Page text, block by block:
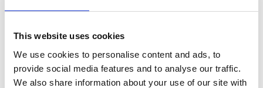
This website uses cookies
We use cookies to personalise content and ads, to
provide social media features and to analyse our traffic.
We also share information about your use of our site with
Type E198800
Groep Onderdelen